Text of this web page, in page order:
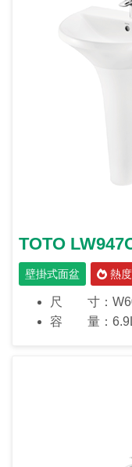
TOTO
壁掛式面盆 熱
尺 寸：
容 量：